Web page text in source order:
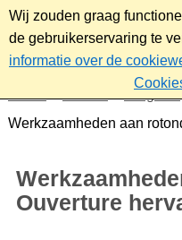
Wij zouden graag
de gebruikerservaring te
informatie over de
Werkzaamheden aan
Ouverture